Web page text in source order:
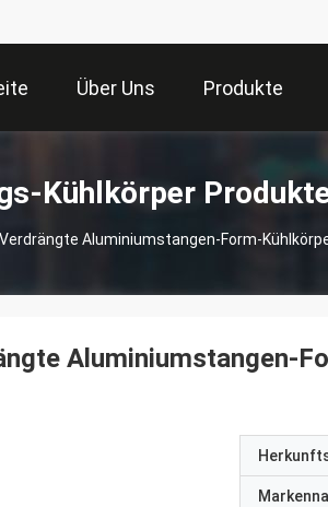
Über Uns Produkte
Kühlkörper
Aluminiumstangen-Form-
Aluminiumstangen-